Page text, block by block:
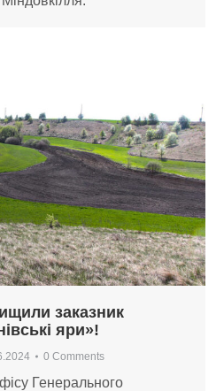
заказник
яри»!
0 Comments
Генерального